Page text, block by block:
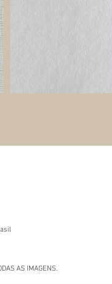
AS IMAGENS.